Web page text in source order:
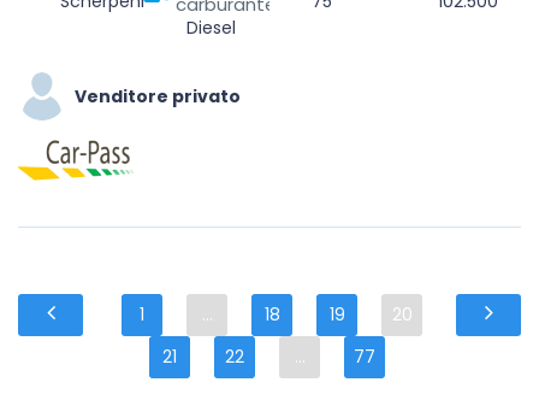
Diesel
Venditore privato
1 ... 18 19
20
21
22 ... 77